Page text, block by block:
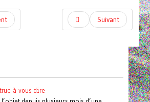
Suivant
à vous dire